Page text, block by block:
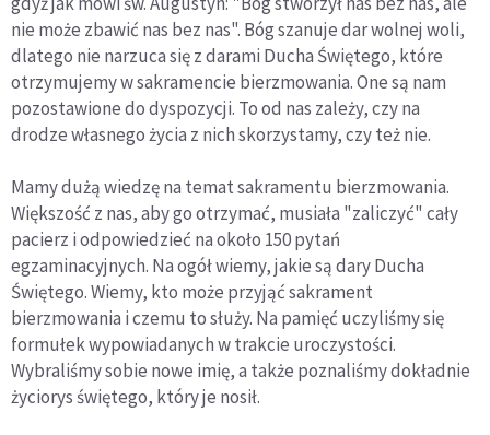
nie może zbawić nas bez nas". Bóg szanuje dar wolnej woli,
dlatego nie narzuca się z darami Ducha Świętego, które
otrzymujemy w sakramencie bierzmowania. One są nam
pozostawione do dyspozycji. To od nas zależy, czy na
drodze własnego życia z nich skorzystamy, czy też nie.
Mamy dużą wiedzę na temat sakramentu bierzmowania.
Większość z nas, aby go otrzymać, musiała "zaliczyć" cały
pacierz i odpowiedzieć na około 150 pytań
egzaminacyjnych. Na ogół wiemy, jakie są dary Ducha
Świętego. Wiemy, kto może przyjąć sakrament
bierzmowania i czemu to służy. Na pamięć uczyliśmy się
formułek wypowiadanych w trakcie uroczystości.
Wybraliśmy sobie nowe imię, a także poznaliśmy dokładnie
życiorys świętego, który je nosił.